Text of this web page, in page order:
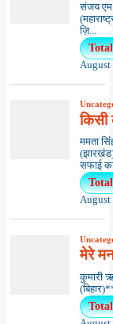
संजय एम.
ज़ि...
August
किसी
ममता
सफाई
August
मेरे
कुमारी